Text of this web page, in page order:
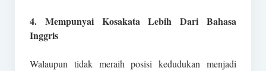
4. Mempunyai Kosakata Lebih Dari Bahasa
Inggris
Walaupun tidak meraih posisi kedudukan menjadi